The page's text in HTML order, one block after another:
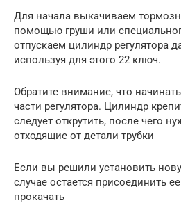
Для начала выкачиваем
помощью груши или
отпускаем цилиндр регулятора
используя для этого 22 ключ.
Обратите внимание, что
части регулятора. Цилиндр
следует открутить, после чего
отходящие от детали трубки
Если вы решили установить
случае остается присоединить
прокачать